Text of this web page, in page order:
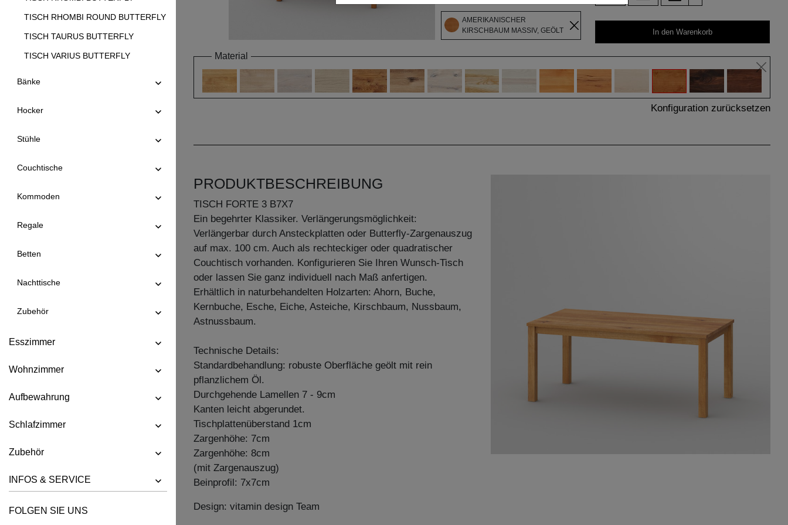
TISCH RHOMBI ROUND BUTTERFLY
TISCH TAURUS BUTTERFLY
TISCH VARIUS BUTTERFLY
Bänke
Hocker
Stühle
Couchtische
Kommoden
Regale
Betten
Nachttische
Zubehör
Esszimmer
Wohnzimmer
Aufbewahrung
Schlafzimmer
Zubehör
INFOS & SERVICE
FOLGEN SIE UNS
AMERIKANISCHER
KIRSCHBAUM MASSIV, GEÖLT
In den Warenkorb
Material
Konfiguration zurücksetzen
PRODUKTBESCHREIBUNG
TISCH FORTE 3 B7X7
Ein begehrter Klassiker. Verlängerungsmöglichkeit:
Verlängerbar durch Ansteckplatten oder Butterfly-Zargenauszug
auf max. 100 cm. Auch als rechteckiger oder quadratischer
Couchtisch vorhanden. Konfigurieren Sie Ihren Wunsch-Tisch
oder lassen Sie ganz individuell nach Maß anfertigen.
Erhältlich in naturbehandelten Holzarten: Ahorn, Buche,
Kernbuche, Esche, Eiche, Asteiche, Kirschbaum, Nussbaum,
Astnussbaum.
Technische Details:
Standardbehandlung: robuste Oberfläche geölt mit rein
pflanzlichem Öl.
Durchgehende Lamellen 7 - 9cm
Kanten leicht abgerundet.
Tischplattenüberstand 1cm
Zargenhöhe: 7cm
Zargenhöhe: 8cm
(mit Zargenauszug)
Beinprofil: 7x7cm
Design: vitamin design Team